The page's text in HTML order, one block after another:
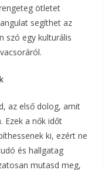
ötletet
segíthet az
szó egy kulturális
az első dolog, amit
Ezek a nők időt
ki, ezért ne
és hallgatag
mutasd meg,